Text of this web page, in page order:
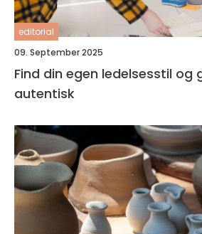
editorial
09. September 2025
Find din egen ledelsesstil og
autentisk